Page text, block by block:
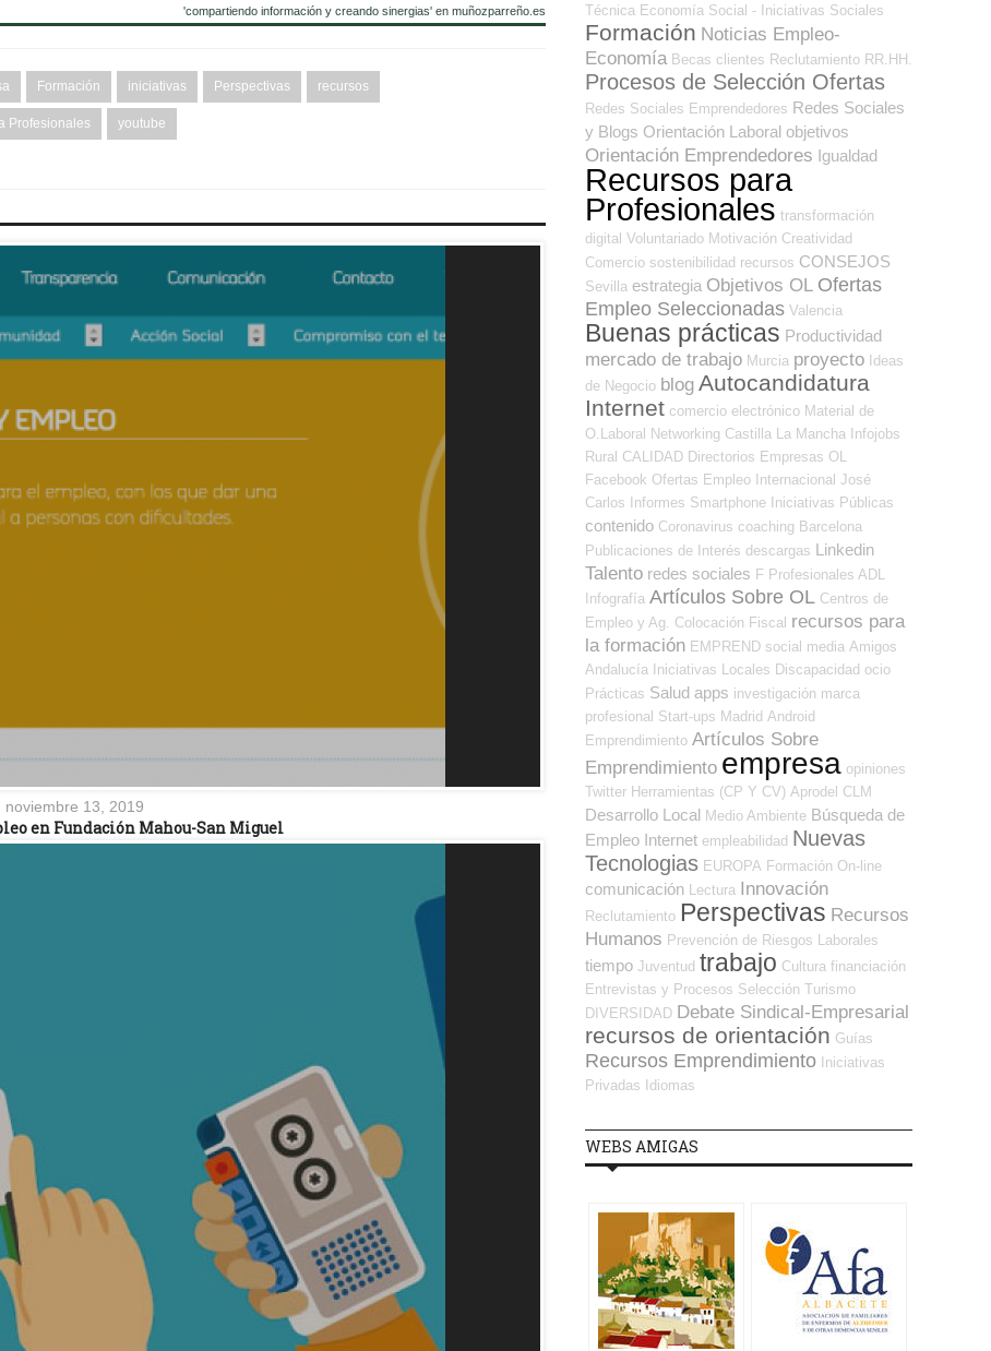
'compartiendo información y creando sinergias' en muñozparreño.es
Formación iniciativas Perspectivas recursos
Profesionales youtube
noviembre 13, 2019
en Fundación Mahou-San Miguel
Técnica Economía Social - Iniciativas Sociales
Formación Noticias Empleo-
Economía Becas clientes Reclutamiento RR.HH.
Procesos de Selección Ofertas
Redes Sociales Emprendedores Redes Sociales
y Blogs Orientación Laboral objetivos
Orientación Emprendedores Igualdad
Recursos para
Profesionales transformación
digital Voluntariado Motivación Creatividad
Comercio sostenibilidad recursos CONSEJOS
Sevilla estrategia Objetivos OL Ofertas
Empleo Seleccionadas Valencia
Buenas prácticas Productividad
mercado de trabajo Murcia proyecto Ideas
de Negocio blog Autocandidatura
Internet comercio electrónico Material de
O.Laboral
Networking Castilla La Mancha
Infojobs
Rural CALIDAD Directorios Empresas OL
Facebook Ofertas Empleo Internacional José
Carlos
Informes Smartphone Iniciativas Públicas
contenido Coronavirus coaching Barcelona
Publicaciones de Interés descargas Linkedin
Talento redes sociales F Profesionales ADL
Infografía Artículos Sobre OL Centros de
Empleo y Ag. Colocación Fiscal recursos para
la formación EMPREND social media Amigos
Andalucía
Iniciativas Locales Discapacidad ocio
Prácticas Salud apps investigación marca
profesional Start-ups Madrid Android
Emprendimiento Artículos Sobre
Emprendimiento empresa opiniones
Twitter Herramientas (CP Y CV) Aprodel CLM
Desarrollo Local Medio Ambiente Búsqueda de
Empleo Internet empleabilidad Nuevas
Tecnologias EUROPA Formación On-line
comunicación Lectura Innovación
Reclutamiento Perspectivas Recursos
Humanos Prevención de Riesgos Laborales
tiempo Juventud trabajo Cultura financiación
Entrevistas y Procesos Selección Turismo
DIVERSIDAD Debate Sindical-Empresarial
recursos de orientación Guías
Recursos Emprendimiento Iniciativas
Privadas
Idiomas
WEBS AMIGAS